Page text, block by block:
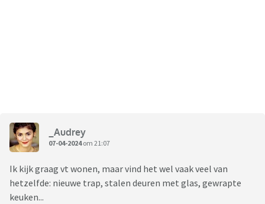
_Audrey
07-04-2024om 21:07
Ik kijk graag vt wonen, maar vind het wel vaak veel van
hetzelfde: nieuwe trap, stalen deuren met glas, gewrapte
keuken...